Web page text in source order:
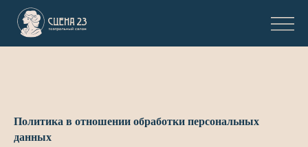
Политика в отношении обработки персональных
данных